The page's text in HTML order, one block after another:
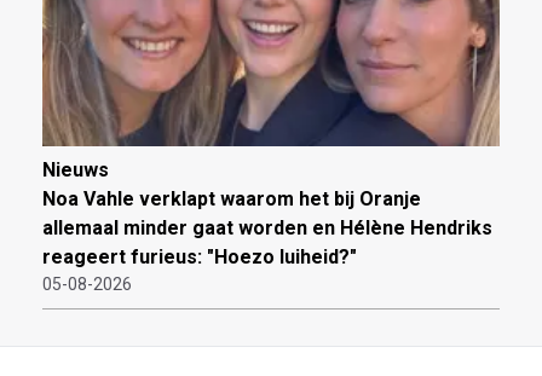
Nieuws
Noa Vahle verklapt waarom het bij Oranje
allemaal minder gaat worden en Hélène Hendriks
reageert furieus: "Hoezo luiheid?"
05-08-2026